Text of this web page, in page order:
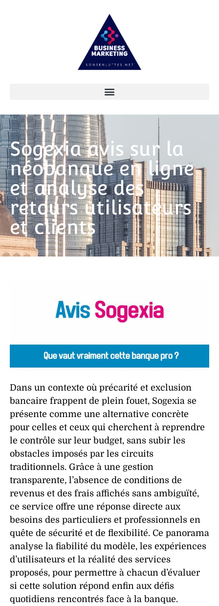
Sogexia avis sur la
néobanque en ligne
et analyse des
retours utilisateurs
et clients
Dans un contexte où précarité et exclusion
bancaire frappent de plein fouet, Sogexia se
présente comme une alternative concrète
pour celles et ceux qui cherchent à reprendre
le contrôle sur leur budget, sans subir les
obstacles imposés par les circuits
traditionnels. Grâce à une gestion
transparente, l’absence de conditions de
revenus et des frais affichés sans ambiguïté,
ce service offre une réponse directe aux
besoins des particuliers et professionnels en
quête de sécurité et de flexibilité. Ce panorama
analyse la fiabilité du modèle, les expériences
d’utilisateurs et la réalité des services
proposés, pour permettre à chacun d’évaluer
si cette solution répond enfin aux défis
quotidiens rencontrés face à la banque.